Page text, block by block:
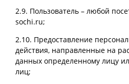
2.9. Пользователь – любой
sochi.ru;
2.10. Предоставление
действия, направленные на
данных определенному лицу
лиц;